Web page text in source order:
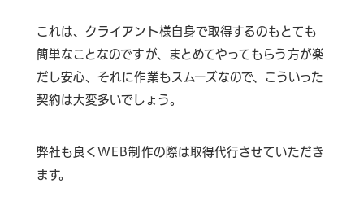
これは、クライアント様自身で取得するのもとても
簡単なことなのですが、まとめてやってもらう方が楽
だし安心、それに作業もスムーズなので、こういった
契約は大変多いでしょう。
弊社も良くWEB制作の際は取得代行させていただき
ます。